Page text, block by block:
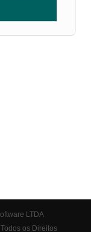
LTDA
os Direitos